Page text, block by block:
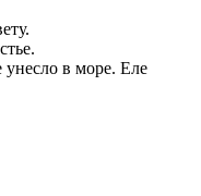
унесло в море. Еле